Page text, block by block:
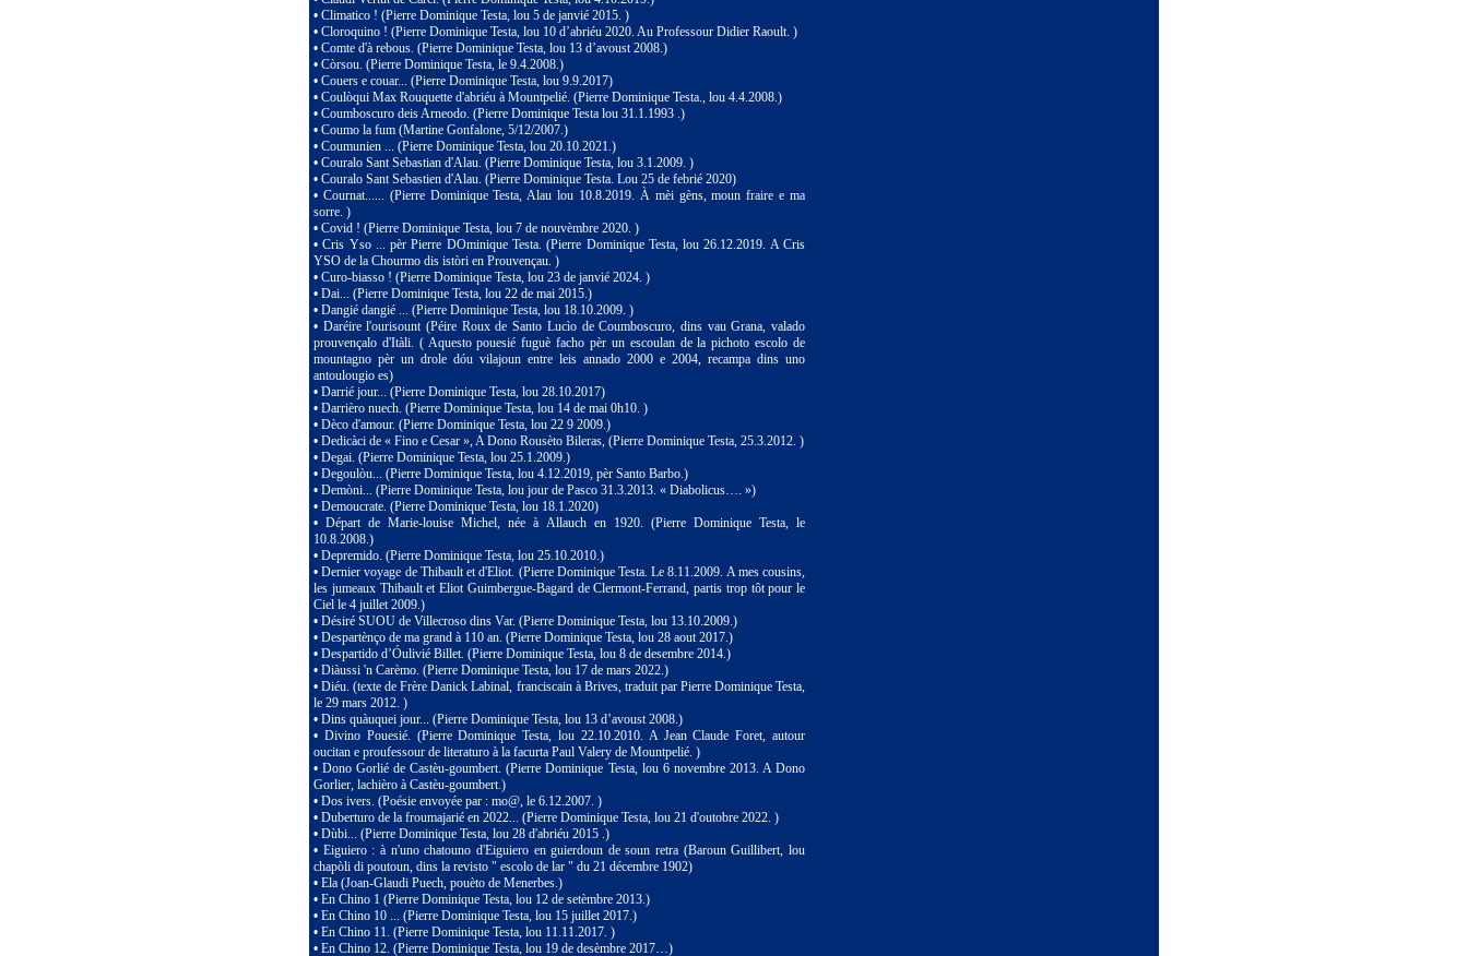
• Climatico ! (Pierre Dominique Testa, lou 5 de janvié 2015. )
• Cloroquino ! (Pierre Dominique Testa, lou 10 d’abriéu 2020. Au Professour Didier Raoult. )
• Comte d'à rebous. (Pierre Dominique Testa, lou 13 d’avoust 2008.)
• Còrsou. (Pierre Dominique Testa, le 9.4.2008.)
• Couers e couar... (Pierre Dominique Testa, lou 9.9.2017)
• Coulòqui Max Rouquette d'abriéu à Mountpelié. (Pierre Dominique Testa., lou 4.4.2008.)
• Coumboscuro deis Arneodo. (Pierre Dominique Testa lou 31.1.1993 .)
• Coumo la fum (Martine Gonfalone, 5/12/2007.)
• Coumunien ... (Pierre Dominique Testa, lou 20.10.2021.)
• Couralo Sant Sebastian d'Alau. (Pierre Dominique Testa, lou 3.1.2009. )
• Couralo Sant Sebastien d'Alau. (Pierre Dominique Testa. Lou 25 de febrié 2020)
• Cournat...... (Pierre Dominique Testa, Alau lou 10.8.2019. À mèi gèns, moun fraire e ma
sorre. )
• Covid ! (Pierre Dominique Testa, lou 7 de nouvèmbre 2020. )
•Cris Yso ... pèr Pierre DOminique Testa. (Pierre Dominique Testa, lou 26.12.2019. A Cris
YSO de la Chourmo dis istòri en Prouvençau. )
• Curo-biasso ! (Pierre Dominique Testa, lou 23 de janvié 2024. )
• Dai... (Pierre Dominique Testa, lou 22 de mai 2015.)
• Dangié dangié ... (Pierre Dominique Testa, lou 18.10.2009. )
• Daréire l'ourisount (Péire Roux de Santo Lucìo de Coumboscuro, dins vau Grana, valado
prouvençalo d'Itàli. ( Aquesto pouesié fuguè facho pèr un escoulan de la pichoto escolo de
mountagno pèr un drole dóu vilajoun entre leis annado 2000 e 2004, recampa dins uno
antoulougio es)
• Darrié jour... (Pierre Dominique Testa, lou 28.10.2017)
• Darrièro nuech. (Pierre Dominique Testa, lou 14 de mai 0h10. )
• Dèco d'amour. (Pierre Dominique Testa, lou 22 9 2009.)
• Dedicàci de « Fino e Cesar », A Dono Rousèto Bileras, (Pierre Dominique Testa, 25.3.2012. )
• Degai. (Pierre Dominique Testa, lou 25.1.2009.)
• Degoulòu... (Pierre Dominique Testa, lou 4.12.2019, pèr Santo Barbo.)
• Demòni... (Pierre Dominique Testa, lou jour de Pasco 31.3.2013. « Diabolicus…. »)
• Demoucrate. (Pierre Dominique Testa, lou 18.1.2020)
•Départ de Marie-louise Michel, née à Allauch en 1920. (Pierre Dominique Testa, le
10.8.2008.)
• Depremido. (Pierre Dominique Testa, lou 25.10.2010.)
•Dernier voyage de Thibault et d'Eliot. (Pierre Dominique Testa. Le 8.11.2009. A mes cousins,
les jumeaux Thibault et Eliot Guimbergue-Bagard de Clermont-Ferrand, partis trop tôt pour le
Ciel le 4 juillet 2009.)
• Désiré SUOU de Villecroso dins Var. (Pierre Dominique Testa, lou 13.10.2009.)
• Despartènço de ma grand à 110 an. (Pierre Dominique Testa, lou 28 aout 2017.)
• Despartido d’Óulivié Billet. (Pierre Dominique Testa, lou 8 de desembre 2014.)
• Diàussi 'n Carèmo. (Pierre Dominique Testa, lou 17 de mars 2022.)
•Diéu. (texte de Frère Danick Labinal, franciscain à Brives, traduit par Pierre Dominique Testa,
le 29 mars 2012. )
• Dins quàuquei jour... (Pierre Dominique Testa, lou 13 d’avoust 2008.)
• Divino Pouesié. (Pierre Dominique Testa, lou 22.10.2010. A Jean Claude Foret, autour
oucitan e proufessour de literaturo à la facurta Paul Valery de Mountpelié. )
•Dono Gorlié de Castèu-goumbert. (Pierre Dominique Testa, lou 6 novembre 2013. A Dono
Gorlier, lachièro à Castèu-goumbert.)
• Dos ivers. (Poésie envoyée par : mo@, le 6.12.2007. )
• Duberturo de la froumajarié en 2022... (Pierre Dominique Testa, lou 21 d'outobre 2022. )
• Dùbi... (Pierre Dominique Testa, lou 28 d'abriéu 2015 .)
• Eiguiero : à n'uno chatouno d'Eiguiero en guierdoun de soun retra (Baroun Guillibert, lou
chapòli di poutoun, dins la revisto " escolo de lar " du 21 décembre 1902)
• Ela (Joan-Glaudi Puech, pouèto de Menerbes.)
• En Chino 1 (Pierre Dominique Testa, lou 12 de setèmbre 2013.)
• En Chino 10 ... (Pierre Dominique Testa, lou 15 juillet 2017.)
• En Chino 11. (Pierre Dominique Testa, lou 11.11.2017. )
• En Chino 12. (Pierre Dominique Testa, lou 19 de desèmbre 2017…)